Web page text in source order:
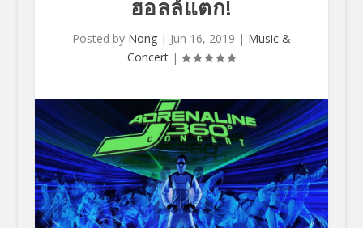
ฮอลล์แตก!
Posted by Nong| Jun 16, 2019 | Music &
Concert |